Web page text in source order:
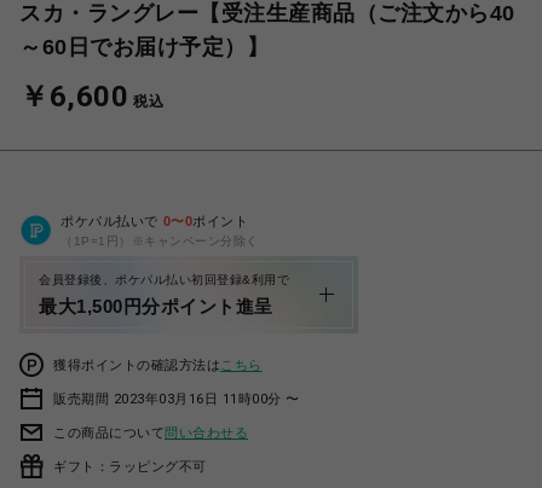
スカ・ラングレー【受注生産商品（ご注文から40
～60日でお届け予定）】
￥6,600 税込
ポケパル払いで 0〜0ポイント
（1P=1円）※キャンペーン分除く
会員登録後、ポケパル払い初回登録&利用で
最大1,500円分ポイント進呈
獲得ポイントの確認方法は こちら
販売期間 2023年03月16日 11時00分 〜
この商品について問い合わせる
ギフト：ラッピング不可